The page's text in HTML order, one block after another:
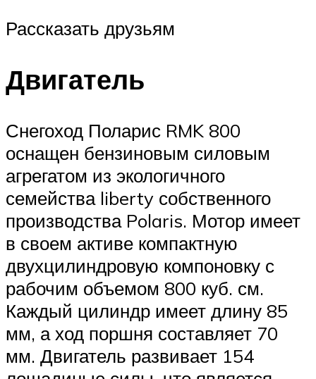
Рассказать друзьям
Двигатель
Снегоход Поларис RMK 800
оснащен бензиновым силовым
агрегатом из экологичного
семейства liberty собственного
производства Polaris. Мотор имеет
в своем активе компактную
двухцилиндровую компоновку с
рабочим объемом 800 куб. см.
Каждый цилиндр имеет длину 85
мм, а ход поршня составляет 70
мм. Двигатель развивает 154